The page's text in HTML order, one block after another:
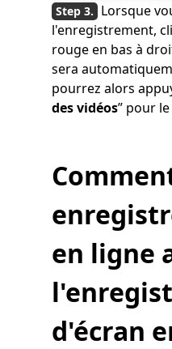
Lorsque
l'enregistrement,
rouge en bas à
sera
pourrez alors
des vidéos” pour
en ligne
d'écran